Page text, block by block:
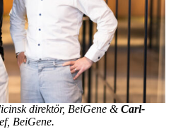
direktör, BeiGene &Carl-
BeiGene.